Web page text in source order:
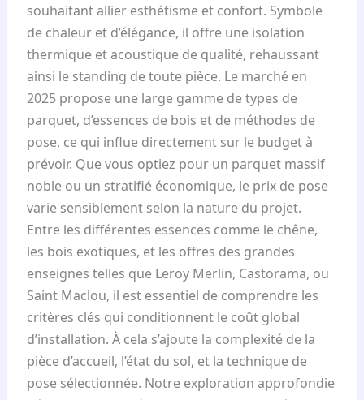
souhaitant allier esthétisme et confort. Symbole
de chaleur et d’élégance, il offre une isolation
thermique et acoustique de qualité, rehaussant
ainsi le standing de toute pièce. Le marché en
2025 propose une large gamme de types de
parquet, d’essences de bois et de méthodes de
pose, ce qui influe directement sur le budget à
prévoir. Que vous optiez pour un parquet massif
noble ou un stratifié économique, le prix de pose
varie sensiblement selon la nature du projet.
Entre les différentes essences comme le chêne,
les bois exotiques, et les offres des grandes
enseignes telles que Leroy Merlin, Castorama, ou
Saint Maclou, il est essentiel de comprendre les
critères clés qui conditionnent le coût global
d’installation. À cela s’ajoute la complexité de la
pièce d’accueil, l’état du sol, et la technique de
pose sélectionnée. Notre exploration approfondie